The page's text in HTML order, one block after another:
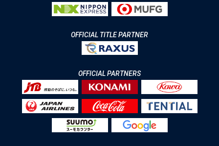
OFFICIAL TITLE PARTNER
OFFICIAL PARTNERS